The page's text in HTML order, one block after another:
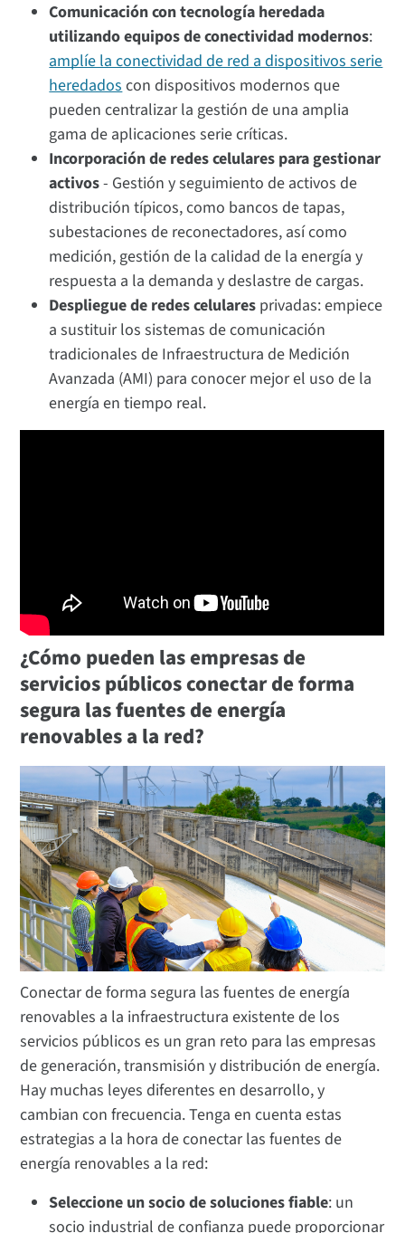
Comunicación con tecnología heredada
utilizando equipos de conectividad modernos:
amplíe la conectividad de red a dispositivos serie
heredadoscon dispositivos modernos que
pueden centralizar la gestión de una amplia
gama de aplicaciones serie críticas.
Incorporación de redes celulares para gestionar
activos- Gestión y seguimiento de activos de
distribución típicos, como bancos de tapas,
subestaciones de reconectadores, así como
medición, gestión de la calidad de la energía y
respuesta a la demanda y deslastre de cargas.
Despliegue de redes celulares privadas: empiece
a sustituir los sistemas de comunicación
tradicionales de Infraestructura de Medición
Avanzada (AMI) para conocer mejor el uso de la
energía en tiempo real.
¿Cómo pueden las empresas de
servicios públicos conectar de forma
segura las fuentes de energía
renovables a la red?
Conectar de forma segura las fuentes de energía
renovables a la infraestructura existente de los
servicios públicos es un gran reto para las empresas
de generación, transmisión y distribución de energía.
Hay muchas leyes diferentes en desarrollo, y
cambian con frecuencia. Tenga en cuenta estas
estrategias a la hora de conectar las fuentes de
energía renovables a la red:
Seleccione un socio de soluciones fiable: un
socio industrial de confianza puede proporcionar